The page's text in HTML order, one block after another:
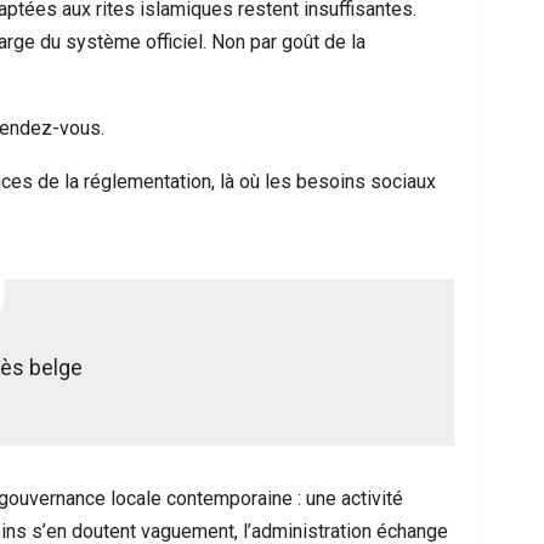
aux rites islamiques restent insuffisantes.
du système officiel. Non par goût de la
vous.
de la réglementation, là où les besoins sociaux
belge
locale contemporaine : une activité
s’en doutent vaguement, l’administration échange